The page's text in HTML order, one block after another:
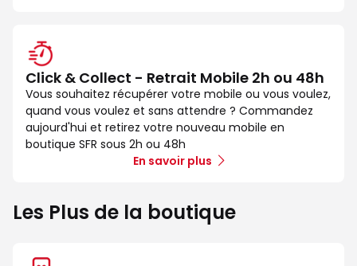
Click & Collect - Retrait Mobile 2h ou 48h
Vous souhaitez récupérer votre mobile ou vous voulez,
quand vous voulez et sans attendre ? Commandez
aujourd'hui et retirez votre nouveau mobile en
boutique SFR sous 2h ou 48h
En savoir plus
Les Plus de la boutique